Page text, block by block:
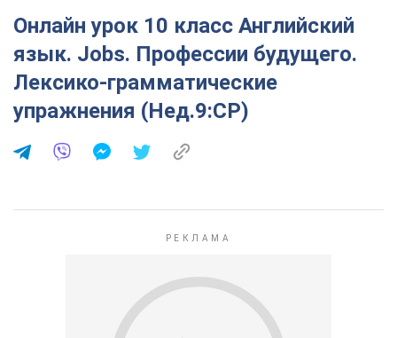
Онлайн урок 10 класс Английский
язык. Jobs. Профессии будущего.
Лексико-грамматические
упражнения (Нед.9:СР)